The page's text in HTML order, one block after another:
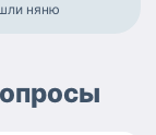
няню